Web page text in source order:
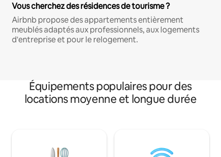
Vous cherchez des résidences de tourisme ?
Airbnb propose des appartements entièrement
meublés adaptés aux professionnels, aux logements
d'entreprise et pour le relogement.
Équipements populaires pour des
locations moyenne et longue durée